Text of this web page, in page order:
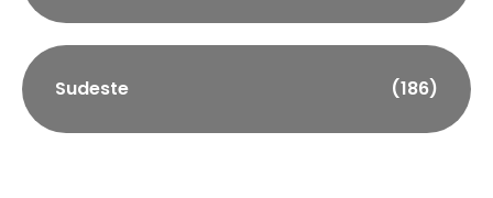
Sudeste (186)